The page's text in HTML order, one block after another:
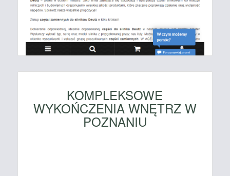
KOMPLEKSOWE
WYKOŃCZENIA WNĘTRZ W
POZNANIU